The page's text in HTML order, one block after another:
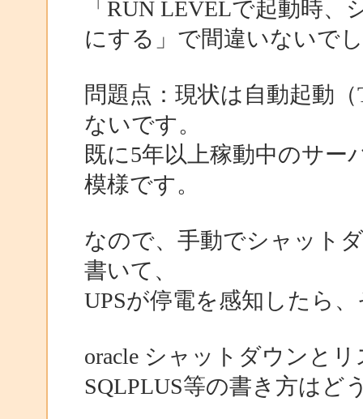
「RUN LEVELで起動時
にする」で間違いないで
問題点：現状は自動起動
ないです。
既に5年以上稼動中のサ
模様です。
なので、手動でシャット
書いて、
UPSが停電を感知したら
oracle シャットダウンと
SQLPLUS等の書き方はど